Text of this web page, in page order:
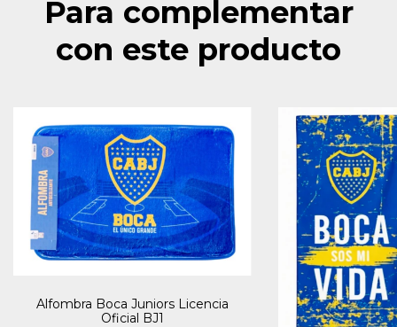
Para complementar
con este producto
Alfombra Boca Juniors Licencia
Oficial BJ1